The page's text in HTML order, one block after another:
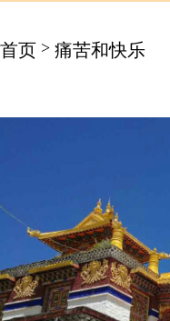
首页 > 痛苦和快乐